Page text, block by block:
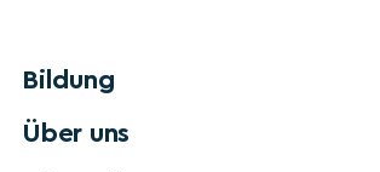
Bildung
Über uns